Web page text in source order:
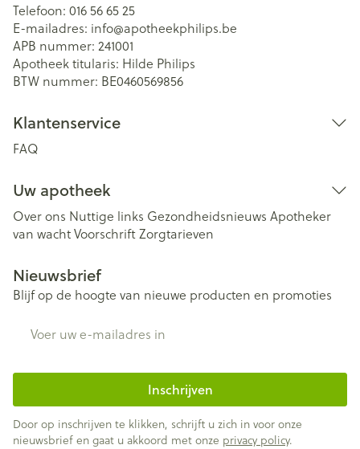
Telefoon: 016 56 65 25
E-mailadres: info@apotheekphilips.be
APB nummer: 241001
Apotheek titularis: Hilde Philips
BTW nummer: BE0460569856
Klantenservice
FAQ
Uw apotheek
Over ons Nuttige links Gezondheidsnieuws Apotheker
van wachtVoorschriftZorgtarieven
Nieuwsbrief
Blijf op de hoogte van nieuwe producten en promoties
Inschrijven
Door op inschrijven te klikken, schrijft u zich in voor onze
nieuwsbrief en gaat u akkoord met onze privacy policy.